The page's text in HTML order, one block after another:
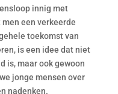
innig met
een verkeerde
toekomst van
is een idee dat niet
is, maar ook gewoon
jonge mensen over
nadenken.